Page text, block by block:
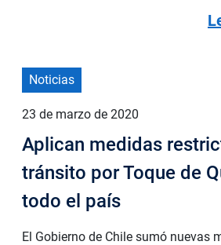
Noticias
23 de marzo de 2020
Aplican medidas
tránsito por Toque de
todo el país
El Gobierno de Chile sumó nuevas